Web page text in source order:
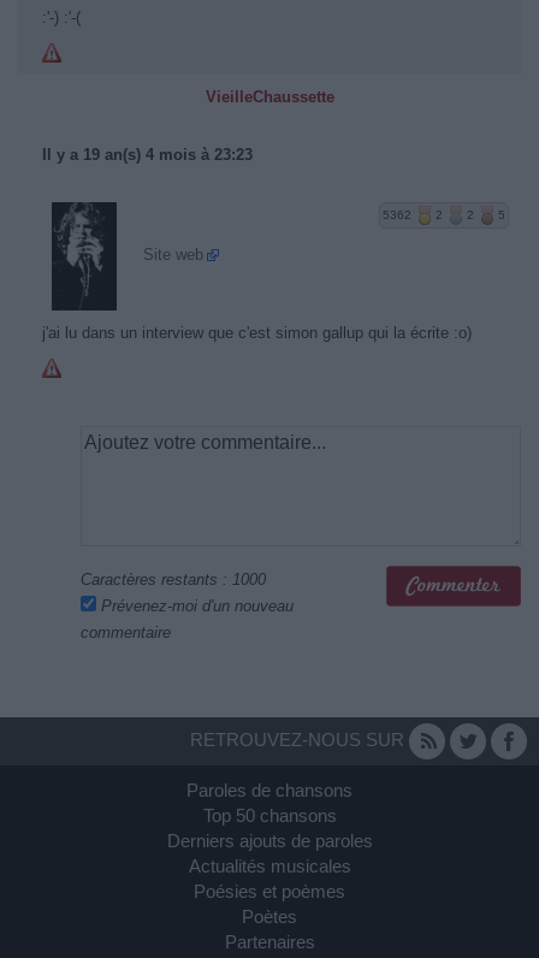
:'-) :'-(
VieilleChaussette
Il y a 19 an(s) 4 mois à 23:23
5362 2 2 5
Site web
j'ai lu dans un interview que c'est simon gallup qui la écrite :o)
Caractères restants : 1000
Prévenez-moi d'un nouveau
commentaire
RETROUVEZ-NOUS SUR
Paroles de chansons
Top 50 chansons
Derniers ajouts de paroles
Actualités musicales
Poésies et poèmes
Poètes
Partenaires